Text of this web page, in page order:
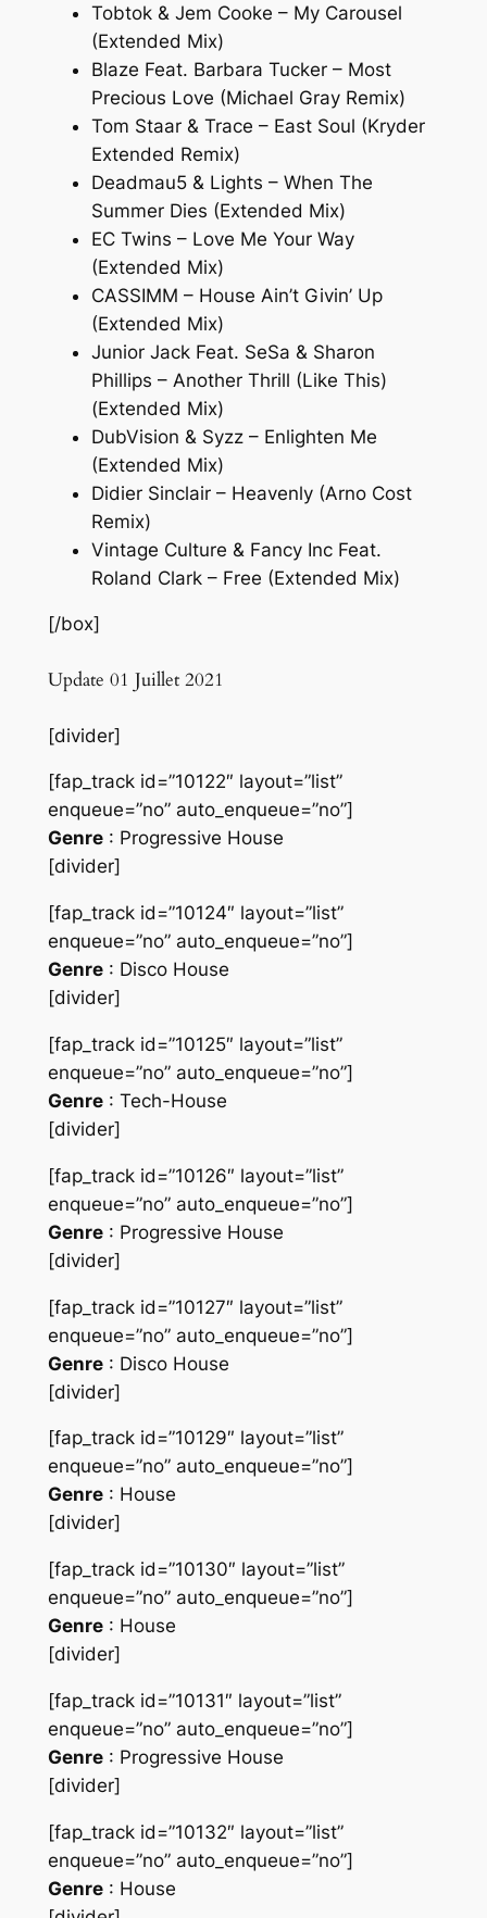
Tobtok & Jem Cooke – My Carousel
(Extended Mix)
Blaze Feat. Barbara Tucker – Most
Precious Love (Michael Gray Remix)
Tom Staar & Trace – East Soul (Kryder
Extended Remix)
Deadmau5 & Lights – When The
Summer Dies (Extended Mix)
EC Twins – Love Me Your Way
(Extended Mix)
CASSIMM – House Ain’t Givin’ Up
(Extended Mix)
Junior Jack Feat. SeSa & Sharon
Phillips – Another Thrill (Like This)
(Extended Mix)
DubVision & Syzz – Enlighten Me
(Extended Mix)
Didier Sinclair – Heavenly (Arno Cost
Remix)
Vintage Culture & Fancy Inc Feat.
Roland Clark – Free (Extended Mix)
[/box]
Update 01 Juillet 2021
[divider]
[fap_track id=”10122″ layout=”list”
enqueue=”no” auto_enqueue=”no”]
Genre: Progressive House
[divider]
[fap_track id=”10124″ layout=”list”
enqueue=”no” auto_enqueue=”no”]
Genre: Disco House
[divider]
[fap_track id=”10125″ layout=”list”
enqueue=”no” auto_enqueue=”no”]
Genre: Tech-House
[divider]
[fap_track id=”10126″ layout=”list”
enqueue=”no” auto_enqueue=”no”]
Genre: Progressive House
[divider]
[fap_track id=”10127″ layout=”list”
enqueue=”no” auto_enqueue=”no”]
Genre: Disco House
[divider]
[fap_track id=”10129″ layout=”list”
enqueue=”no” auto_enqueue=”no”]
Genre: House
[divider]
[fap_track id=”10130″ layout=”list”
enqueue=”no” auto_enqueue=”no”]
Genre: House
[divider]
[fap_track id=”10131″ layout=”list”
enqueue=”no” auto_enqueue=”no”]
Genre: Progressive House
[divider]
[fap_track id=”10132″ layout=”list”
enqueue=”no” auto_enqueue=”no”]
Genre: House